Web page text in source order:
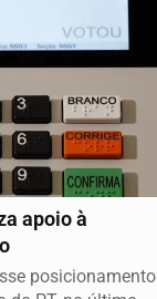
apoio à
posicionamento